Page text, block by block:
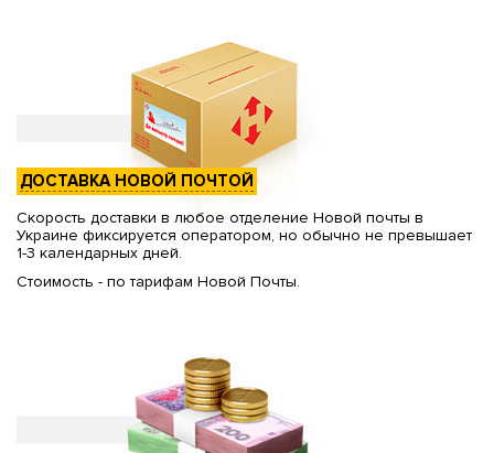
ДОСТАВКА НОВОЙ ПОЧТОЙ
Скорость доставки в любое отделение Новой почты в
Украине фиксируется оператором, но обычно не превышает
1-3 календарных дней.
Стоимость - по тарифам Новой Почты.